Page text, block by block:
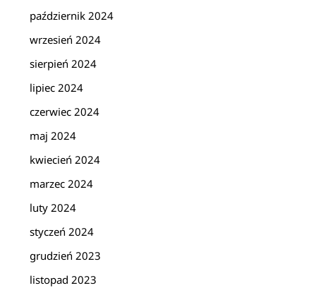
październik 2024
wrzesień 2024
sierpień 2024
lipiec 2024
czerwiec 2024
maj 2024
kwiecień 2024
marzec 2024
luty 2024
styczeń 2024
grudzień 2023
listopad 2023